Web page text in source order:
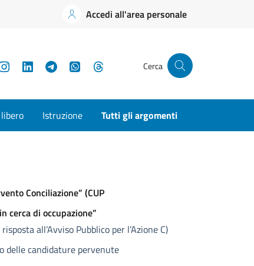
Accedi all'area personale
InstagramLinkedInTelegramWhatsApp Cerca
Istruzione Tutti gli argomenti
Conciliazione” (CUP
cerca di occupazione”
all’Avviso Pubblico per l’Azione C)
delle candidature pervenute